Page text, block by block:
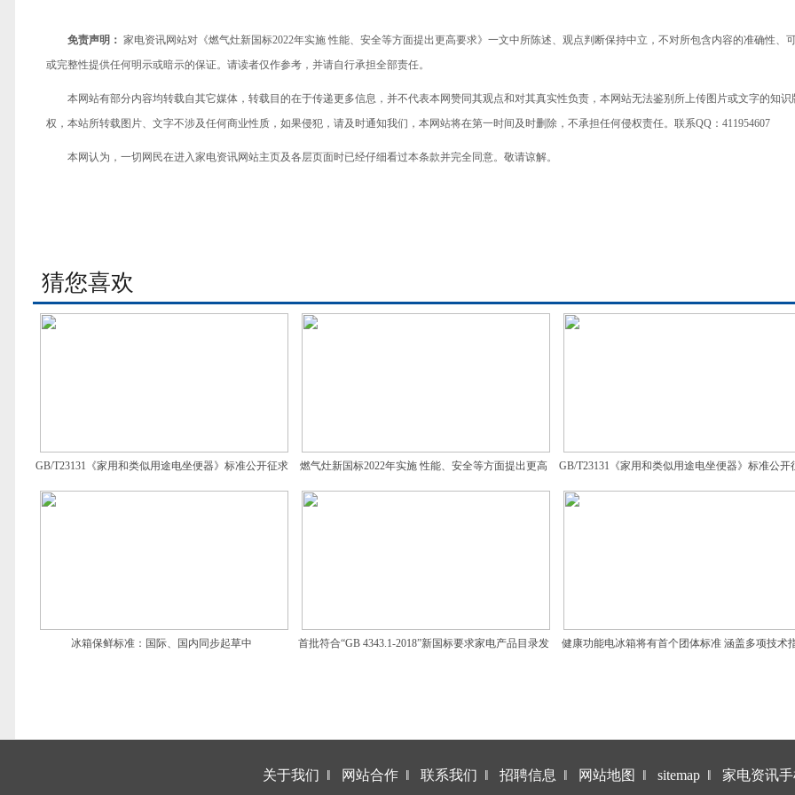
免责声明： 家电资讯网站对《燃气灶新国标2022年实施 性能、安全等方面提出更高要求》一文中所陈述、观点判断保持中立，不对所包含内容的准确性、
或完整性提供任何明示或暗示的保证。请读者仅作参考，并请自行承担全部责任。
本网站有部分内容均转载自其它媒体，转载目的在于传递更多信息，并不代表本网赞同其观点和对其真实性负责，本网站无法鉴别所上传图片或文字的知识
权，本站所转载图片、文字不涉及任何商业性质，如果侵犯，请及时通知我们，本网站将在第一时间及时删除，不承担任何侵权责任。联系QQ：411954607
本网认为，一切网民在进入家电资讯网站主页及各层页面时已经仔细看过本条款并完全同意。敬请谅解。
猜您喜欢
GB/T23131《家用和类似用途电坐便器》标准公开征求
意见
燃气灶新国标2022年实施 性能、安全等方面提出更高
要求
GB/T23131《家用和类似用途电坐便器》标准公开
意见
冰箱保鲜标准：国际、国内同步起草中 首批符合“GB 4343.1-2018”新国标要求家电产品目录发 健康功能电冰箱将有首个团体标准 涵盖多项技术
关于我们 ‖ 网站合作 ‖ 联系我们 ‖ 招聘信息 ‖ 网站地图 ‖ sitemap ‖ 家电资讯